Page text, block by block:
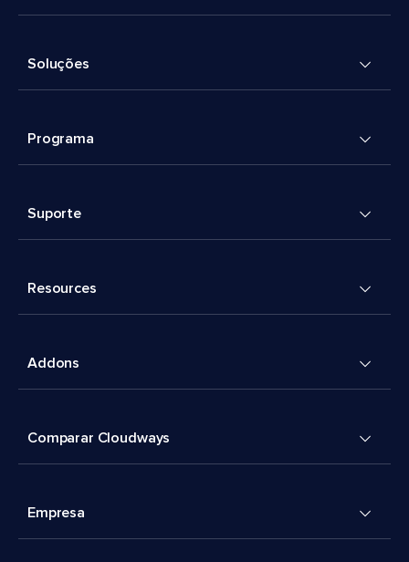
Soluções
Programa
Suporte
Resources
Addons
Comparar Cloudways
Empresa